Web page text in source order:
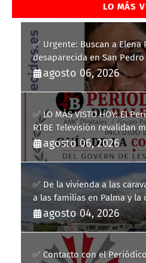
LO MÁS
✅ Urgente: Buscan a Elena
desaparecida en San
agosto 06, 2026
✅ LO MÁS VISTO HOY: El
RTBE Televisión revalidan
la Guía de la
Balears
agosto 06, 2026
✅ De la vivienda a las
a las familias en Palma y
fracaso heredado
agosto 04, 2026
✅ Contacto con el